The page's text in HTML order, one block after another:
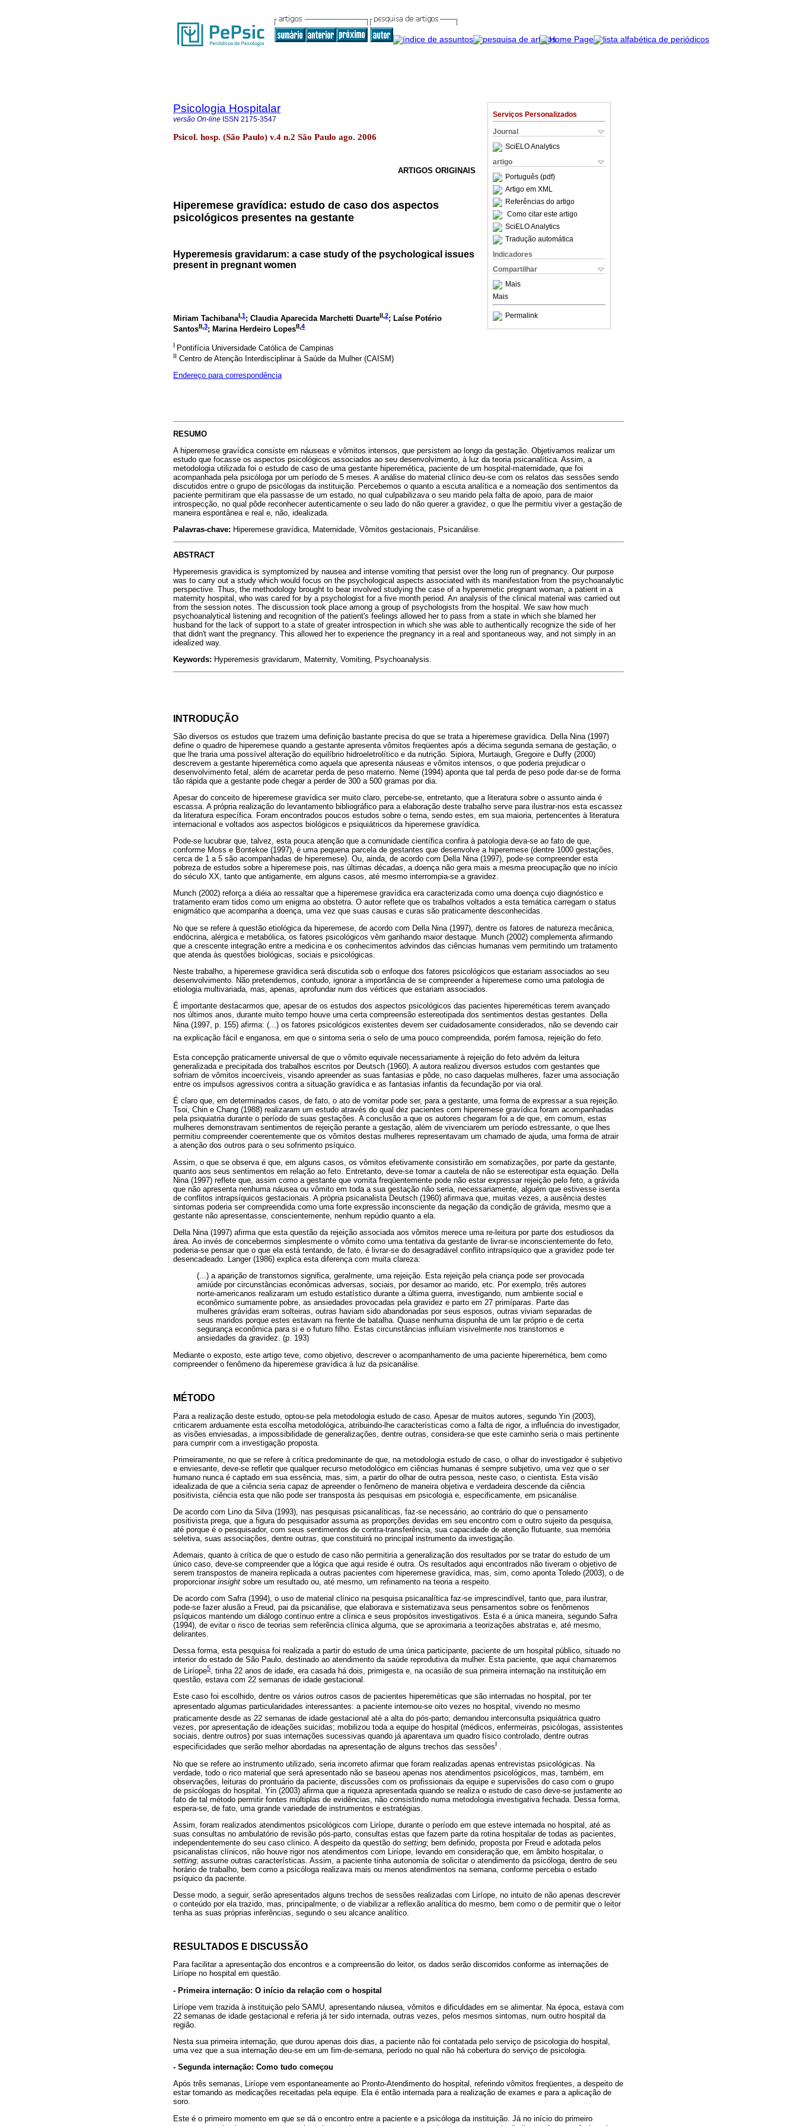
Serviços Personalizados
Journal
SciELO Analytics
artigo
Português (pdf)
Artigo em XML
Referências do artigo
Como citar este artigo
SciELO Analytics
Tradução automática
Indicadores
Compartilhar
Mais
Mais
Permalink
Psicologia Hospitalar
versão On-line ISSN 2175-3547
Psicol. hosp. (São Paulo) v.4 n.2 São Paulo ago. 2006
ARTIGOS ORIGINAIS
Hiperemese gravídica: estudo de caso dos aspectos
psicológicos presentes na gestante
Hyperemesis gravidarum: a case study of the psychological issues
present in pregnant women
Miriam TachibanaI,1; Claudia Aparecida Marchetti DuarteII,2; Laíse Potério
SantosII,3; Marina Herdeiro LopesII,4
I Pontifícia Universidade Católica de Campinas
II Centro de Atenção Interdisciplinar à Saúde da Mulher (CAISM)
Endereço para correspondência
RESUMO
A hiperemese gravídica consiste em náuseas e vômitos intensos, que persistem ao longo da gestação. Objetivamos realizar um
estudo que focasse os aspectos psicológicos associados ao seu desenvolvimento, à luz da teoria psicanalítica. Assim, a
metodologia utilizada foi o estudo de caso de uma gestante hiperemética, paciente de um hospital-maternidade, que foi
acompanhada pela psicóloga por um período de 5 meses. A análise do material clínico deu-se com os relatos das sessões sendo
discutidos entre o grupo de psicólogas da instituição. Percebemos o quanto a escuta analítica e a nomeação dos sentimentos da
paciente permitiram que ela passasse de um estado, no qual culpabilizava o seu marido pela falta de apoio, para de maior
introspecção, no qual pôde reconhecer autenticamente o seu lado do não querer a gravidez, o que lhe permitiu viver a gestação de
maneira espontânea e real e, não, idealizada.
Palavras-chave: Hiperemese gravídica, Maternidade, Vômitos gestacionais, Psicanálise.
ABSTRACT
Hyperemesis gravidica is symptomized by nausea and intense vomiting that persist over the long run of pregnancy. Our purpose
was to carry out a study which would focus on the psychological aspects associated with its manifestation from the psychoanalytic
perspective. Thus, the methodology brought to bear involved studying the case of a hyperemetic pregnant woman, a patient in a
maternity hospital, who was cared for by a psychologist for a five month period. An analysis of the clinical material was carried out
from the session notes. The discussion took place among a group of psychologists from the hospital. We saw how much
psychoanalytical listening and recognition of the patient's feelings allowed her to pass from a state in which she blamed her
husband for the lack of support to a state of greater introspection in which she was able to authentically recognize the side of her
that didn't want the pregnancy. This allowed her to experience the pregnancy in a real and spontaneous way, and not simply in an
idealized way.
Keywords: Hyperemesis gravidarum, Maternity, Vomiting, Psychoanalysis.
INTRODUÇÃO
São diversos os estudos que trazem uma definição bastante precisa do que se trata a hiperemese gravídica. Della Nina (1997)
define o quadro de hiperemese quando a gestante apresenta vômitos freqüentes após a décima segunda semana de gestação, o
que lhe traria uma possível alteração do equilíbrio hidroeletrolítico e da nutrição. Sipiora, Murtaugh, Gregoire e Duffy (2000)
descrevem a gestante hiperemética como aquela que apresenta náuseas e vômitos intensos, o que poderia prejudicar o
desenvolvimento fetal, além de acarretar perda de peso materno. Neme (1994) aponta que tal perda de peso pode dar-se de forma
tão rápida que a gestante pode chegar a perder de 300 a 500 gramas por dia.
Apesar do conceito de hiperemese gravídica ser muito claro, percebe-se, entretanto, que a literatura sobre o assunto ainda é
escassa. A própria realização do levantamento bibliográfico para a elaboração deste trabalho serve para ilustrar-nos esta escassez
da literatura específica. Foram encontrados poucos estudos sobre o tema, sendo estes, em sua maioria, pertencentes à literatura
internacional e voltados aos aspectos biológicos e psiquiátricos da hiperemese gravídica.
Pode-se lucubrar que, talvez, esta pouca atenção que a comunidade científica confira à patologia deva-se ao fato de que,
conforme Moss e Bontekoe (1997), é uma pequena parcela de gestantes que desenvolve a hiperemese (dentre 1000 gestações,
cerca de 1 a 5 são acompanhadas de hiperemese). Ou, ainda, de acordo com Della Nina (1997), pode-se compreender esta
pobreza de estudos sobre a hiperemese pois, nas últimas décadas, a doença não gera mais a mesma preocupação que no início
do século XX, tanto que antigamente, em alguns casos, até mesmo interrompia-se a gravidez.
Munch (2002) reforça a diéia ao ressaltar que a hiperemese gravídica era caracterizada como uma doença cujo diagnóstico e
tratamento eram tidos como um enigma ao obstetra. O autor reflete que os trabalhos voltados a esta temática carregam o status
enigmático que acompanha a doença, uma vez que suas causas e curas são praticamente desconhecidas.
No que se refere à questão etiológica da hiperemese, de acordo com Della Nina (1997), dentre os fatores de natureza mecânica,
endócrina, alérgica e metabólica, os fatores psicológicos vêm ganhando maior destaque. Munch (2002) complementa afirmando
que a crescente integração entre a medicina e os conhecimentos advindos das ciências humanas vem permitindo um tratamento
que atenda às questões biológicas, sociais e psicológicas.
Neste trabalho, a hiperemese gravídica será discutida sob o enfoque dos fatores psicológicos que estariam associados ao seu
desenvolvimento. Não pretendemos, contudo, ignorar a importância de se compreender a hiperemese como uma patologia de
etiologia multivariada, mas, apenas, aprofundar num dos vértices que estariam associados.
É importante destacarmos que, apesar de os estudos dos aspectos psicológicos das pacientes hipereméticas terem avançado
nos últimos anos, durante muito tempo houve uma certa compreensão estereotipada dos sentimentos destas gestantes. Della
Nina (1997, p. 155) afirma: (...) os fatores psicológicos existentes devem ser cuidadosamente considerados, não se devendo cair
na explicação fácil e enganosa, em que o sintoma seria o selo de uma pouco compreendida, porém famosa, rejeição do feto.
Esta concepção praticamente universal de que o vômito equivale necessariamente à rejeição do feto advém da leitura
generalizada e precipitada dos trabalhos escritos por Deutsch (1960). A autora realizou diversos estudos com gestantes que
sofriam de vômitos incoercíveis, visando apreender as suas fantasias e pôde, no caso daquelas mulheres, fazer uma associação
entre os impulsos agressivos contra a situação gravídica e as fantasias infantis da fecundação por via oral.
É claro que, em determinados casos, de fato, o ato de vomitar pode ser, para a gestante, uma forma de expressar a sua rejeição.
Tsoi, Chin e Chang (1988) realizaram um estudo através do qual dez pacientes com hiperemese gravídica foram acompanhadas
pela psiquiatria durante o período de suas gestações. A conclusão a que os autores chegaram foi a de que, em comum, estas
mulheres demonstravam sentimentos de rejeição perante a gestação, além de vivenciarem um período estressante, o que lhes
permitiu compreender coerentemente que os vômitos destas mulheres representavam um chamado de ajuda, uma forma de atrair
a atenção dos outros para o seu sofrimento psíquico.
Assim, o que se observa é que, em alguns casos, os vômitos efetivamente consistirão em somatizações, por parte da gestante,
quanto aos seus sentimentos em relação ao feto. Entretanto, deve-se tomar a cautela de não se estereotipar esta equação. Della
Nina (1997) reflete que, assim como a gestante que vomita freqüentemente pode não estar expressar rejeição pelo feto, a grávida
que não apresenta nenhuma náusea ou vômito em toda a sua gestação não seria, necessariamente, alguém que estivesse isenta
de conflitos intrapsíquicos gestacionais. A própria psicanalista Deutsch (1960) afirmava que, muitas vezes, a ausência destes
sintomas poderia ser compreendida como uma forte expressão inconsciente da negação da condição de grávida, mesmo que a
gestante não apresentasse, conscientemente, nenhum repúdio quanto a ela.
Della Nina (1997) afirma que esta questão da rejeição associada aos vômitos merece uma re-leitura por parte dos estudiosos da
área. Ao invés de concebermos simplesmente o vômito como uma tentativa da gestante de livrar-se inconscientemente do feto,
poderia-se pensar que o que ela está tentando, de fato, é livrar-se do desagradável conflito intrapsíquico que a gravidez pode ter
desencadeado. Langer (1986) explica esta diferença com muita clareza:
(...) a aparição de transtornos significa, geralmente, uma rejeição. Esta rejeição pela criança pode ser provocada
amiúde por circunstâncias econômicas adversas, sociais, por desamor ao marido, etc. Por exemplo, três autores
norte-americanos realizaram um estudo estatístico durante a última guerra, investigando, num ambiente social e
econômico sumamente pobre, as ansiedades provocadas pela gravidez e parto em 27 primíparas. Parte das
mulheres grávidas eram solteiras, outras haviam sido abandonadas por seus esposos, outras viviam separadas de
seus maridos porque estes estavam na frente de batalha. Quase nenhuma dispunha de um lar próprio e de certa
segurança econômica para si e o futuro filho. Estas circunstâncias influíam visivelmente nos transtornos e
ansiedades da gravidez. (p. 193)
Mediante o exposto, este artigo teve, como objetivo, descrever o acompanhamento de uma paciente hiperemética, bem como
compreender o fenômeno da hiperemese gravídica à luz da psicanálise.
MÉTODO
Para a realização deste estudo, optou-se pela metodologia estudo de caso. Apesar de muitos autores, segundo Yin (2003),
criticarem arduamente esta escolha metodológica, atribuindo-lhe características como a falta de rigor, a influência do investigador,
as visões enviesadas, a impossibilidade de generalizações, dentre outras, considera-se que este caminho seria o mais pertinente
para cumprir com a investigação proposta.
Primeiramente, no que se refere à crítica predominante de que, na metodologia estudo de caso, o olhar do investigador é subjetivo
e enviesante, deve-se refletir que qualquer recurso metodológico em ciências humanas é sempre subjetivo, uma vez que o ser
humano nunca é captado em sua essência, mas, sim, a partir do olhar de outra pessoa, neste caso, o cientista. Esta visão
idealizada de que a ciência seria capaz de apreender o fenômeno de maneira objetiva e verdadeira descende da ciência
positivista, ciência esta que não pode ser transposta às pesquisas em psicologia e, especificamente, em psicanálise.
De acordo com Lino da Silva (1993), nas pesquisas psicanalíticas, faz-se necessário, ao contrário do que o pensamento
positivista prega, que a figura do pesquisador assuma as proporções devidas em seu encontro com o outro sujeito da pesquisa,
até porque é o pesquisador, com seus sentimentos de contra-transferência, sua capacidade de atenção flutuante, sua memória
seletiva, suas associações, dentre outras, que constituirá no principal instrumento da investigação.
Ademais, quanto à crítica de que o estudo de caso não permitiria a generalização dos resultados por se tratar do estudo de um
único caso, deve-se compreender que a lógica que aqui reside é outra. Os resultados aqui encontrados não tiveram o objetivo de
serem transpostos de maneira replicada a outras pacientes com hiperemese gravídica, mas, sim, como aponta Toledo (2003), o de
proporcionar insight sobre um resultado ou, até mesmo, um refinamento na teoria a respeito.
De acordo com Safra (1994), o uso de material clínico na pesquisa psicanalítica faz-se imprescindível, tanto que, para ilustrar,
pode-se fazer alusão a Freud, pai da psicanálise, que elaborava e sistematizava seus pensamentos sobre os fenômenos
psíquicos mantendo um diálogo contínuo entre a clínica e seus propósitos investigativos. Esta é a única maneira, segundo Safra
(1994), de evitar o risco de teorias sem referência clínica alguma, que se aproximaria a teorizações abstratas e, até mesmo,
delirantes.
Dessa forma, esta pesquisa foi realizada a partir do estudo de uma única participante, paciente de um hospital público, situado no
interior do estado de São Paulo, destinado ao atendimento da saúde reprodutiva da mulher. Esta paciente, que aqui chamaremos
de Liríope5
, tinha 22 anos de idade, era casada há dois, primigesta e, na ocasião de sua primeira internação na instituição em
questão, estava com 22 semanas de idade gestacional.
Este caso foi escolhido, dentre os vários outros casos de pacientes hipereméticas que são internadas no hospital, por ter
apresentado algumas particularidades interessantes: a paciente internou-se oito vezes no hospital, vivendo no mesmo
praticamente desde as 22 semanas de idade gestacional até a alta do pós-parto; demandou interconsulta psiquiátrica quatro
vezes, por apresentação de ideações suicidas; mobilizou toda a equipe do hospital (médicos, enfermeiras, psicólogas, assistentes
sociais, dentre outros) por suas internações sucessivas quando já aparentava um quadro físico controlado, dentre outras
especificidades que serão melhor abordadas na apresentação de alguns trechos das sessõesI .
No que se refere ao instrumento utilizado, seria incorreto afirmar que foram realizadas apenas entrevistas psicológicas. Na
verdade, todo o rico material que será apresentado não se baseou apenas nos atendimentos psicológicos, mas, também, em
observações, leituras do prontuário da paciente, discussões com os profissionais da equipe e supervisões do caso com o grupo
de psicólogas do hospital. Yin (2003) afirma que a riqueza apresentada quando se realiza o estudo de caso deve-se justamente ao
fato de tal método permitir fontes múltiplas de evidências, não consistindo numa metodologia investigativa fechada. Dessa forma,
espera-se, de fato, uma grande variedade de instrumentos e estratégias.
Assim, foram realizados atendimentos psicológicos com Liríope, durante o período em que esteve internada no hospital, até as
suas consultas no ambulatório de revisão pós-parto, consultas estas que fazem parte da rotina hospitalar de todas as pacientes,
independentemente do seu caso clínico. A despeito da questão do setting; bem definido, proposta por Freud e adotada pelos
psicanalistas clínicos, não houve rigor nos atendimentos com Liríope, levando em consideração que, em âmbito hospitalar, o
setting; assume outras características. Assim, a paciente tinha autonomia de solicitar o atendimento da psicóloga, dentro de seu
horário de trabalho, bem como a psicóloga realizava mais ou menos atendimentos na semana, conforme percebia o estado
psíquico da paciente.
Desse modo, a seguir, serão apresentados alguns trechos de sessões realizadas com Liríope, no intuito de não apenas descrever
o conteúdo por ela trazido, mas, principalmente, o de viabilizar a reflexão analítica do mesmo, bem como o de permitir que o leitor
tenha as suas próprias inferências, segundo o seu alcance analítico.
RESULTADOS E DISCUSSÃO
Para facilitar a apresentação dos encontros e a compreensão do leitor, os dados serão discorridos conforme as internações de
Liríope no hospital em questão.
- Primeira internação: O início da relação com o hospital
Liríope vem trazida à instituição pelo SAMU, apresentando náusea, vômitos e dificuldades em se alimentar. Na época, estava com
22 semanas de idade gestacional e referia já ter sido internada, outras vezes, pelos mesmos sintomas, num outro hospital da
região.
Nesta sua primeira internação, que durou apenas dois dias, a paciente não foi contatada pelo serviço de psicologia do hospital,
uma vez que a sua internação deu-se em um fim-de-semana, período no qual não há cobertura do serviço de psicologia.
- Segunda internação: Como tudo começou
Após três semanas, Liríope vem espontaneamente ao Pronto-Atendimento do hospital, referindo vômitos freqüentes, a despeito de
estar tomando as medicações receitadas pela equipe. Ela é então internada para a realização de exames e para a aplicação de
soro.
Este é o primeiro momento em que se dá o encontro entre a paciente e a psicóloga da instituição. Já no início do primeiro